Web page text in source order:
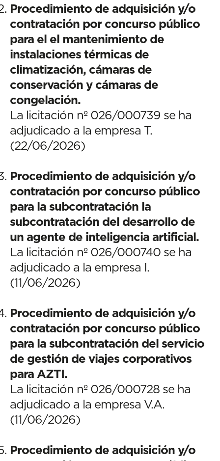
Procedimiento de adquisición y/o
contratación por concurso público
para el el mantenimiento de
instalaciones térmicas de
climatización, cámaras de
conservación y cámaras de
congelación.
La licitación nº 026/000739 se ha
adjudicado a la empresa T.
(22/06/2026)
Procedimiento de adquisición y/o
contratación por concurso público
para la subcontratación la
subcontratación del desarrollo de
un agente de inteligencia artificial.
La licitación nº 026/000740 se ha
adjudicado a la empresa I.
(11/06/2026)
Procedimiento de adquisición y/o
contratación por concurso público
para la subcontratación del servicio
de gestión de viajes corporativos
para AZTI.
La licitación nº 026/000728 se ha
adjudicado a la empresa V.A.
(11/06/2026)
Procedimiento de adquisición y/o